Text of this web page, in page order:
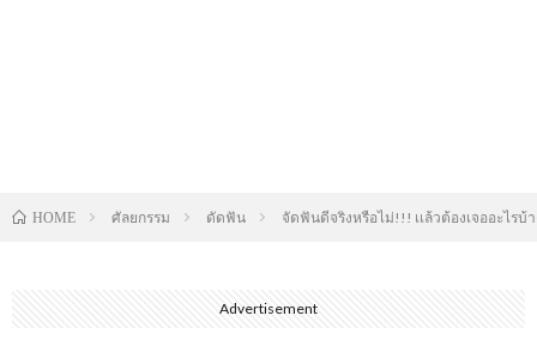
HOME ศัลยกรรม ดัดฟัน จัดฟันดีจริงหรือไม่!!! เเล้วต้องเจออะไร
Advertisement